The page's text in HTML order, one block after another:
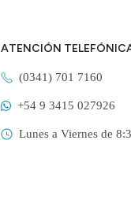
ATENCIÓN
(0341) 701 7160
+54 9 3415 027926
Lunes a Viernes de